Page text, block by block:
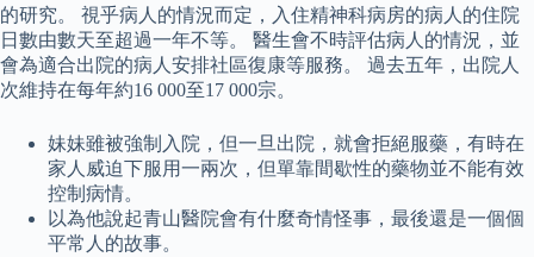
的研究。 視乎病人的情況而定，入住精神科病房的病人的住院
日數由數天至超過一年不等。 醫生會不時評估病人的情況，並
會為適合出院的病人安排社區復康等服務。 過去五年，出院人
次維持在每年約16 000至17 000宗。
妹妹雖被強制入院，但一旦出院，就會拒絕服藥，有時在
家人威迫下服用一兩次，但單靠間歇性的藥物並不能有效
控制病情。
以為他說起青山醫院會有什麼奇情怪事，最後還是一個個
平常人的故事。